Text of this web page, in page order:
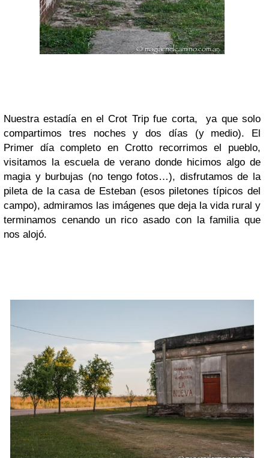
Nuestra estadía en el Crot Trip fue corta, ya que solo
compartimos tres noches y dos días (y medio). El
Primer día completo en Crotto recorrimos el pueblo,
visitamos la escuela de verano donde hicimos algo de
magia y burbujas (no tengo fotos…), disfrutamos de la
pileta de la casa de Esteban (esos piletones típicos del
campo), admiramos las imágenes que deja la vida rural y
terminamos cenando un rico asado con la familia que
nos alojó.